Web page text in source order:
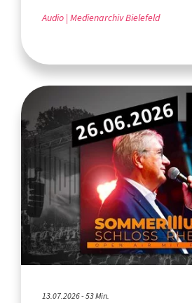
Audio Medienarchiv Bielefeld
13.07.2026 - 53 Min.